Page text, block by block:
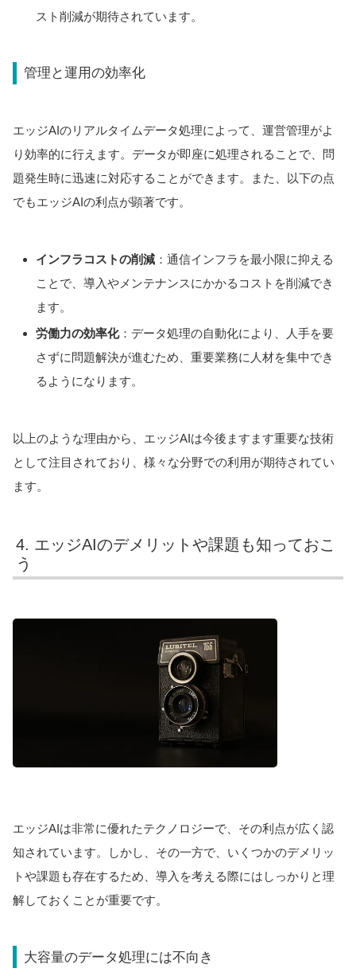
スト削減が期待されています。
管理と運用の効率化
エッジAIのリアルタイムデータ処理によって、運営管理がよ
り効率的に行えます。データが即座に処理されることで、問
題発生時に迅速に対応することができます。また、以下の点
でもエッジAIの利点が顕著です。
インフラコストの削減 ：通信インフラを最小限に抑える
ことで、導入やメンテナンスにかかるコストを削減でき
ます。
労働力の効率化：データ処理の自動化により、人手を要
さずに問題解決が進むため、重要業務に人材を集中でき
るようになります。
以上のような理由から、エッジAIは今後ますます重要な技術
として注目されており、様々な分野での利用が期待されてい
ます。
4. エッジAIのデメリットや課題も知っておこ
う
エッジAIは非常に優れたテクノロジーで、その利点が広く認
知されています。しかし、その一方で、いくつかのデメリッ
トや課題も存在するため、導入を考える際にはしっかりと理
解しておくことが重要です。
大容量のデータ処理には不向き